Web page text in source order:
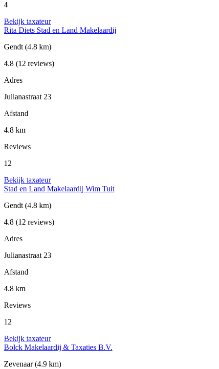
4
Bekijk taxateur
Rita Diets Stad en Land Makelaardij
Gendt (4.8 km)
4.8 (12 reviews)
Adres
Julianastraat 23
Afstand
4.8 km
Reviews
12
Bekijk taxateur
Stad en Land Makelaardij Wim Tuit
Gendt (4.8 km)
4.8 (12 reviews)
Adres
Julianastraat 23
Afstand
4.8 km
Reviews
12
Bekijk taxateur
Bolck Makelaardij & Taxaties B.V.
Zevenaar(4.9 km)